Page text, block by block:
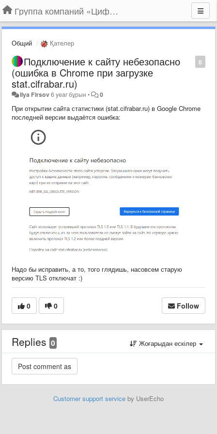
Группа компаний «Цифрабар»
Общий Қателер
0
Подключение к сайту небезопасно
(ошибка в Chrome при загрузке
stat.cifrabar.ru)
Ilya Firsov6 year бұрын • 0
При открытии сайта статистики (stat.cifrabar.ru) в Google Chrome
последней версии выдаётся ошибка:
Надо бы исправить, а то, того глядишь, насовсем старую
версию TLS отключат :)
0 0 Follow
Replies 0 Жоғарыдан ескілер
Customer support service by UserEcho